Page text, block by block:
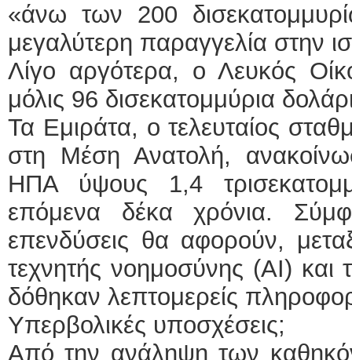
«άνω των 200
μεγαλύτερη παραγγελία στην
Λίγο αργότερα, ο Λευκός
μόλις 96 δισεκατομμύρια
Τα Εμιράτα, ο τελευταίος
στη Μέση Ανατολή,
ΗΠΑ ύψους 1,4
επόμενα δέκα χρόνια.
επενδύσεις θα αφορούν,
τεχνητής νοημοσύνης (AI) και
δόθηκαν λεπτομερείς
Υπερβολικές υποσχέσεις;
Από την ανάληψη των